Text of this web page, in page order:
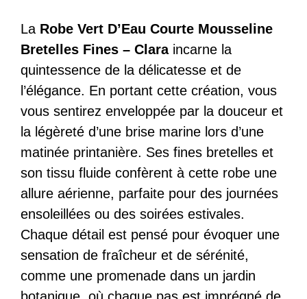
Fines
-
Clara
La Robe Vert D’Eau Courte Mousseline
Bretelles Fines – Claraincarne la
quintessence de la délicatesse et de
l’élégance. En portant cette création, vous
vous sentirez enveloppée par la douceur et
la légèreté d’une brise marine lors d’une
matinée printanière. Ses fines bretelles et
son tissu fluide confèrent à cette robe une
allure aérienne, parfaite pour des journées
ensoleillées ou des soirées estivales.
Chaque détail est pensé pour évoquer une
sensation de fraîcheur et de sérénité,
comme une promenade dans un jardin